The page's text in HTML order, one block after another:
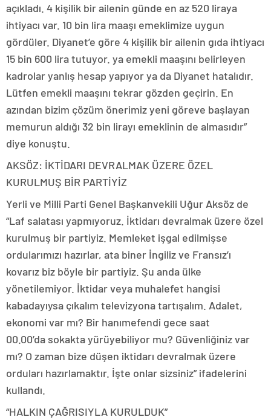
açıkladı. 4 kişilik bir ailenin günde en az 520 liraya
ihtiyacı var. 10 bin lira maaşı emeklimize uygun
gördüler. Diyanet’e göre 4 kişilik bir ailenin gıda ihtiyacı
15 bin 600 lira tutuyor. ya emekli maaşını belirleyen
kadrolar yanlış hesap yapıyor ya da Diyanet hatalıdır.
Lütfen emekli maaşını tekrar gözden geçirin. En
azından bizim çözüm önerimiz yeni göreve başlayan
memurun aldığı 32 bin lirayı emeklinin de almasıdır”
diye konuştu.
AKSÖZ: İKTİDARI DEVRALMAK ÜZERE ÖZEL
KURULMUŞ BİR PARTİYİZ
Yerli ve Milli Parti Genel Başkanvekili Uğur Aksöz de
“Laf salatası yapmıyoruz. İktidarı devralmak üzere özel
kurulmuş bir partiyiz. Memleket işgal edilmişse
ordularımızı hazırlar, ata biner İngiliz ve Fransız’ı
kovarız biz böyle bir partiyiz. Şu anda ülke
yönetilemiyor. İktidar veya muhalefet hangisi
kabadayıysa çıkalım televizyona tartışalım. Adalet,
ekonomi var mı? Bir hanımefendi gece saat
00.00’da sokakta yürüyebiliyor mu? Güvenliğiniz var
mı? O zaman bize düşen iktidarı devralmak üzere
orduları hazırlamaktır. İşte onlar sizsiniz” ifadelerini
kullandı.
“HALKIN ÇAĞRISIYLA KURULDUK”